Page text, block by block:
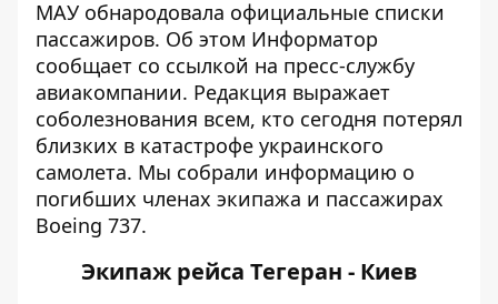
МАУ обнародовала официальные списки
пассажиров. Об этом Информатор
сообщает со ссылкой на пресс-службу
авиакомпании. Редакция выражает
соболезнования всем, кто сегодня потерял
близких в катастрофе украинского
самолета. Мы собрали информацию о
погибших членах экипажа и пассажирах
Boeing 737.
Экипаж рейса Тегеран - Киев